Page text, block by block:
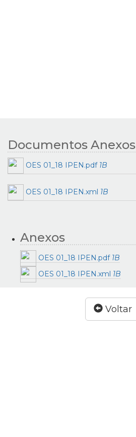
Documentos Anexos
OES 01_18 IPEN.pdf 1B
OES 01_18 IPEN.xml 1B
Anexos
OES 01_18 IPEN.pdf 1B
OES 01_18 IPEN.xml 1B
Voltar